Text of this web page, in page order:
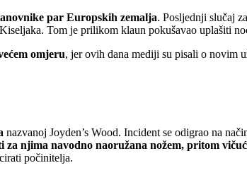
par Europskih zemalja. Posljednji slučaj
Tom je prilikom klaun pokušavao uplašiti
omjeru, jer ovih dana mediji su pisali o novim
nazvanoj Joyden’s Wood. Incident se odigrao na
za njima navodno naoružana nožem, pritom
počinitelja.